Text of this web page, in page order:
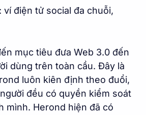
ví điện tử social đa chuỗi,
mục tiêu đưa Web 3.0 đến
dùng trên toàn cầu. Đây là
luôn kiên định theo đuổi,
đều có quyền kiểm soát
mình. Herond hiện đã có